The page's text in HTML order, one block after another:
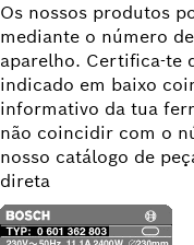
Os nossos produtos
mediante o número
aparelho. Certifica-te
indicado em baixo
informativo da tua
não coincidir com o
nosso catálogo de
direta